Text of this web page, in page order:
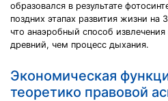
образовался в результате
поздних этапах развития жизни на
что анаэробный способ
древний, чем процесс дыхания.
Экономическая
теоретико правовой